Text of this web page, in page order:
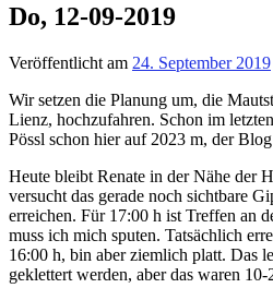
Do, 12-09-2019
Veröffentlicht am 24. September 2019
Wir setzen die Planung um, die
Lienz, hochzufahren. Schon im
Pössl schon hier auf 2023 m, der
Heute bleibt Renate in der Nähe der
versucht das gerade noch sichtbare
erreichen. Für 17:00 h ist Treffen an
muss ich mich sputen. Tatsächlich
16:00 h, bin aber ziemlich platt. Das
geklettert werden, aber das waren 10-